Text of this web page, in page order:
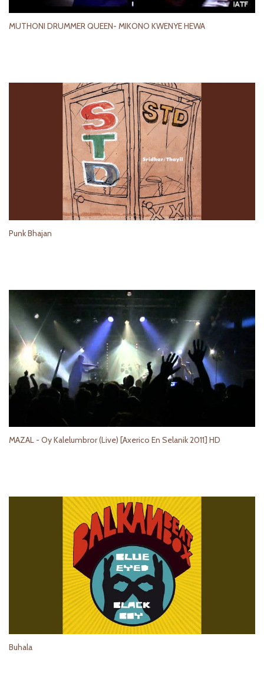
MUTHONI DRUMMER QUEEN- MIKONO KWENYE HEWA
Punk Bhajan
MAZAL - Oy Kalelumbror (Live) [Axerico En Selanik 2011] HD
Buhala